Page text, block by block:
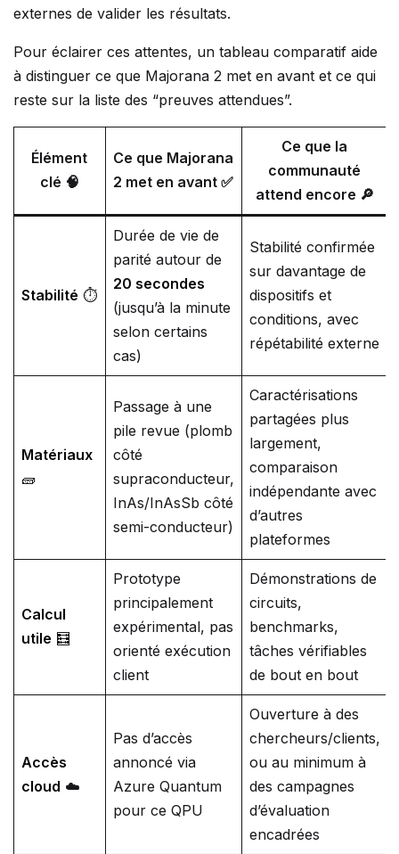
externes de valider les résultats.
Pour éclairer ces attentes, un tableau comparatif aide
à distinguer ce que Majorana 2 met en avant et ce qui
reste sur la liste des “preuves attendues”.
Élément
clé 🧠
Ce que Majorana
2 met en avant ✅
Ce que la
communauté
attend encore 🔎
Stabilité ⏱️
Durée de vie de
parité autour de
20 secondes
(jusqu’à la minute
selon certains
cas)
Stabilité confirmée
sur davantage de
dispositifs et
conditions, avec
répétabilité externe
Matériaux
🧱
Passage à une
pile revue (plomb
côté
supraconducteur,
InAs/InAsSb côté
semi-conducteur)
Caractérisations
partagées plus
largement,
comparaison
indépendante avec
d’autres
plateformes
Calcul
utile 🧮
Prototype
principalement
expérimental, pas
orienté exécution
client
Démonstrations de
circuits,
benchmarks,
tâches vérifiables
de bout en bout
Accès
cloud ☁️
Pas d’accès
annoncé via
Azure Quantum
pour ce QPU
Ouverture à des
chercheurs/clients,
ou au minimum à
des campagnes
d’évaluation
encadrées